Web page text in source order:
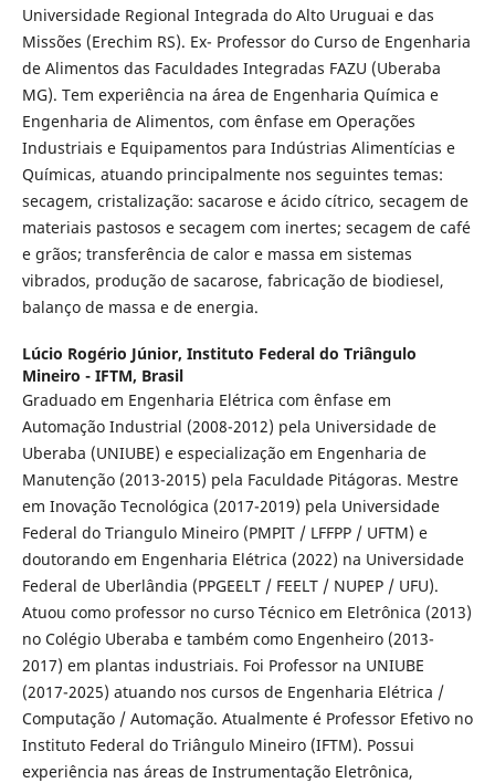
Universidade Regional Integrada do Alto Uruguai e das
Missões (Erechim RS). Ex- Professor do Curso de Engenharia
de Alimentos das Faculdades Integradas FAZU (Uberaba
MG). Tem experiência na área de Engenharia Química e
Engenharia de Alimentos, com ênfase em Operações
Industriais e Equipamentos para Indústrias Alimentícias e
Químicas, atuando principalmente nos seguintes temas:
secagem, cristalização: sacarose e ácido cítrico, secagem de
materiais pastosos e secagem com inertes; secagem de café
e grãos; transferência de calor e massa em sistemas
vibrados, produção de sacarose, fabricação de biodiesel,
balanço de massa e de energia.
Lúcio Rogério Júnior, Instituto Federal do Triângulo
Mineiro - IFTM, Brasil
Graduado em Engenharia Elétrica com ênfase em
Automação Industrial (2008-2012) pela Universidade de
Uberaba (UNIUBE) e especialização em Engenharia de
Manutenção (2013-2015) pela Faculdade Pitágoras. Mestre
em Inovação Tecnológica (2017-2019) pela Universidade
Federal do Triangulo Mineiro (PMPIT / LFFPP / UFTM) e
doutorando em Engenharia Elétrica (2022) na Universidade
Federal de Uberlândia (PPGEELT / FEELT / NUPEP / UFU).
Atuou como professor no curso Técnico em Eletrônica (2013)
no Colégio Uberaba e também como Engenheiro (2013-
2017) em plantas industriais. Foi Professor na UNIUBE
(2017-2025) atuando nos cursos de Engenharia Elétrica /
Computação / Automação. Atualmente é Professor Efetivo no
Instituto Federal do Triângulo Mineiro (IFTM). Possui
experiência nas áreas de Instrumentação Eletrônica,